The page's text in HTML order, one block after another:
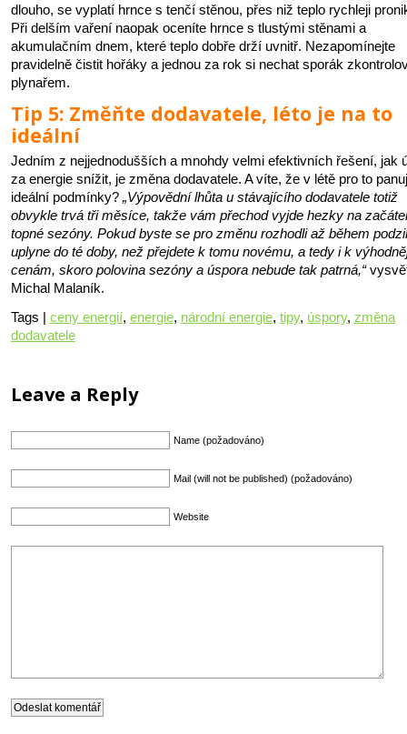
dlouho, se vyplatí hrnce s tenčí stěnou, přes niž teplo rychleji
Při delším vaření naopak oceníte hrnce s tlustými stěnami a
akumulačním dnem, které teplo dobře drží uvnitř. Nezapomínejte
pravidelně čistit hořáky a jednou za rok si nechat sporák
plynařem.
Tip 5: Změňte dodavatele, léto je na to
ideální
Jedním z nejjednodušších a mnohdy velmi efektivních řešení, jak
za energie snížit, je změna dodavatele. A víte, že v létě pro to
ideální podmínky? „Výpovědní lhůta u stávajícího dodavatele totiž
obvykle trvá tři měsíce, takže vám přechod vyjde hezky na
topné sezóny. Pokud byste se pro změnu rozhodli až během
uplyne do té doby, než přejdete k tomu novému, a tedy i k
cenám, skoro polovina sezóny a úspora nebude tak patrná,“
Michal Malaník.
Tags | ceny energií, energie, národní energie, tipy, úspory, změna
dodavatele
Leave a Reply
Name (požadováno)
Mail (will not be published) (požadováno)
Website